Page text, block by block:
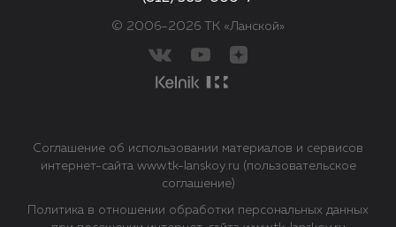
© 2006–2026 ТК «Ланской»
Политика в отношении обработки персональных данных
Соглашение об использовании материалов и сервисов
интернет-сайта www.tk-lanskoy.ru (пользовательское
соглашение)